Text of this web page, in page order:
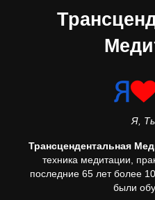
Я,
Трансцендентальная
техника медитации,
последние 65 лет более
были